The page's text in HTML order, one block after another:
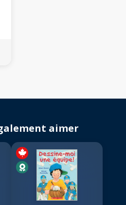
aimer